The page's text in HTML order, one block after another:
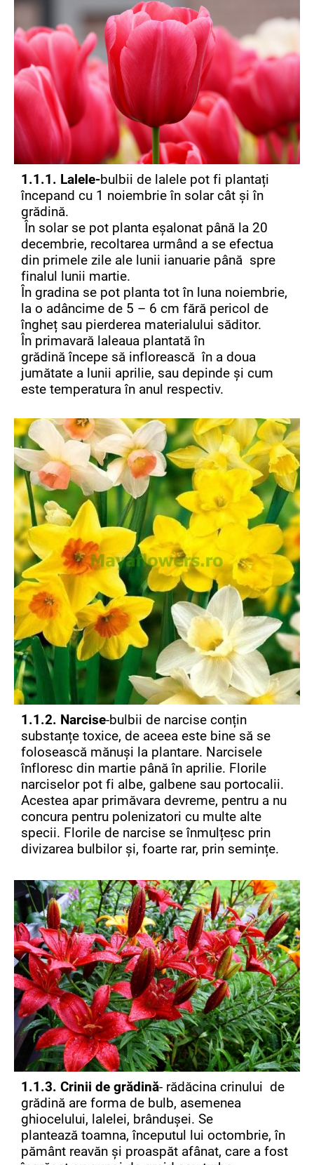
1.1.1. Lalele-bulbii de lalele pot fi plantați
începand cu 1 noiembrie în solar cât și în
grădină.
În solar se pot planta eșalonat până la 20
decembrie, recoltarea urmând a se efectua
din primele zile ale lunii ianuarie până spre
finalul lunii martie.
În gradina se pot planta tot în luna noiembrie,
la o adâncime de 5 – 6 cm fără pericol de
îngheț sau pierderea materialului săditor.
În primavară laleaua plantată în
grădină începe să inflorească în a doua
jumătate a lunii aprilie, sau depinde și cum
este temperatura în anul respectiv.
1.1.2. Narcise-bulbii de narcise conțin
substanțe toxice, de aceea este bine să se
folosească mănuși la plantare. Narcisele
înfloresc din martie până în aprilie. Florile
narciselor pot fi albe, galbene sau portocalii.
Acestea apar primăvara devreme, pentru a nu
concura pentru polenizatori cu multe alte
specii. Florile de narcise se înmulțesc prin
divizarea bulbilor și, foarte rar, prin semințe.
1.1.3. Crinii de grădină- rădăcina crinului de
grădină are forma de bulb, asemenea
ghiocelului, lalelei, brândușei. Se
plantează toamna, începutul lui octombrie, în
pământ reavăn și proaspăt afânat, care a fost